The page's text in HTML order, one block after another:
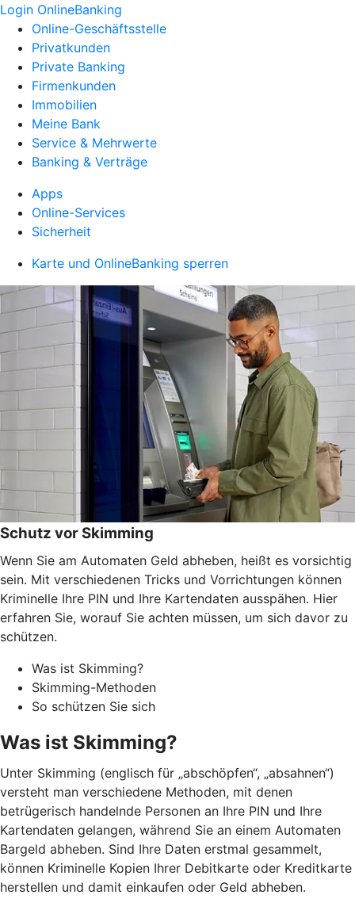
Login OnlineBanking
Online-Geschäftsstelle
Privatkunden
Private Banking
Firmenkunden
Immobilien
Meine Bank
Service & Mehrwerte
Banking & Verträge
Apps
Online-Services
Sicherheit
Karte und OnlineBanking sperren
Schutz vor Skimming
Wenn Sie am Automaten Geld abheben, heißt es vorsichtig
sein. Mit verschiedenen Tricks und Vorrichtungen können
Kriminelle Ihre PIN und Ihre Kartendaten ausspähen. Hier
erfahren Sie, worauf Sie achten müssen, um sich davor zu
schützen.
Was ist Skimming?
Skimming-Methoden
So schützen Sie sich
Was ist Skimming?
Unter Skimming (englisch für „abschöpfen“, „absahnen“)
versteht man verschiedene Methoden, mit denen
betrügerisch handelnde Personen an Ihre PIN und Ihre
Kartendaten gelangen, während Sie an einem Automaten
Bargeld abheben. Sind Ihre Daten erstmal gesammelt,
können Kriminelle Kopien Ihrer Debitkarte oder Kreditkarte
herstellen und damit einkaufen oder Geld abheben.